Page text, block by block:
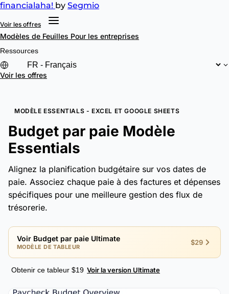
financialaha! by Segmio
Voir les offres
Modèles de Feuilles Pour les entreprises
Ressources
Voir les offres
MODÈLE ESSENTIALS - EXCEL ET GOOGLE SHEETS
Budget par paie Modèle
Essentials
Alignez la planification budgétaire sur vos dates de
paie. Associez chaque paie à des factures et dépenses
spécifiques pour une meilleure gestion des flux de
trésorerie.
Voir Budget par paie Ultimate
MODÈLE DE TABLEUR
$29
Obtenir ce tableur $19 Voir la version Ultimate